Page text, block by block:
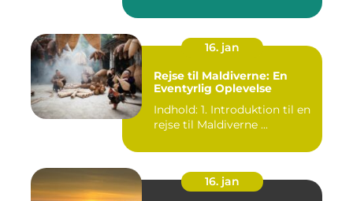
16. jan
Rejse til Maldiverne: En
Eventyrlig Oplevelse
Indhold: 1. Introduktion til en
rejse til Maldiverne ...
16. jan